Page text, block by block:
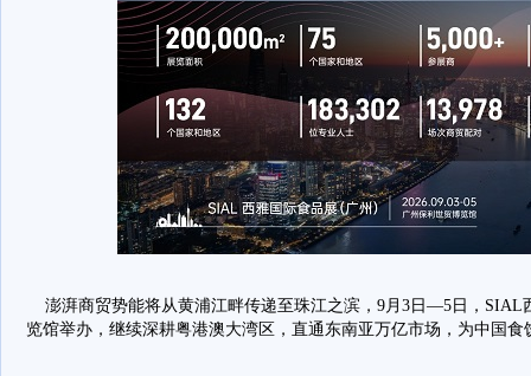
澎湃商贸势能将从黄浦江畔传递至珠江之滨，9月3日—5日，SIAL
览馆举办，继续深耕粤港澳大湾区，直通东南亚万亿市场，为中国